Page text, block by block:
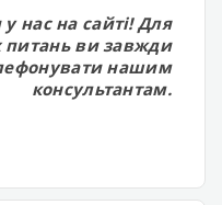
нас на сайті! Для
питань ви завжди
нашим
консультантам.